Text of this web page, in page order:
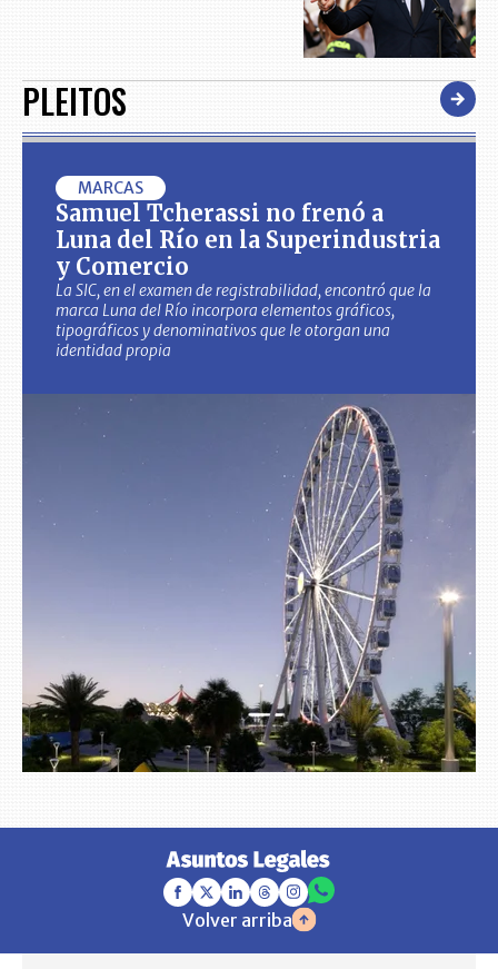
PLEITOS
MARCAS
Samuel Tcherassi no frenó a
Luna del Río en la Superindustria
y Comercio
La SIC, en el examen de registrabilidad, encontró que la
marca Luna del Río incorpora elementos gráficos,
tipográficos y denominativos que le otorgan una
identidad propia
Volver arriba